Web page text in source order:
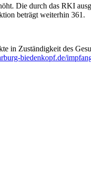
Die durch das RKI
beträgt weiterhin 361.
in Zuständigkeit des
biedenkopf.de/